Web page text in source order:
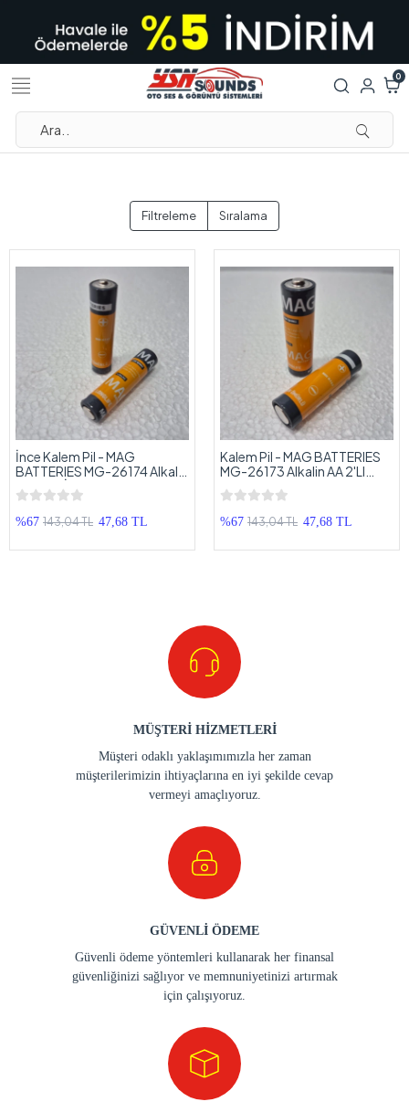
0
Filtreleme Sıralama
İnce Kalem Pil - MAG
BATTERIES MG-26174 Alkalin
AAA 2'LI İnce Kalem Pil
%67 143,04 TL 47,68 TL
Kalem Pil - MAG BATTERIES
MG-26173 Alkalin AA 2'LI
Kalem Pil
%67 143,04 TL 47,68 TL
MÜŞTERİ HİZMETLERİ
Müşteri odaklı yaklaşımımızla her zaman
müşterilerimizin ihtiyaçlarına en iyi şekilde cevap
vermeyi amaçlıyoruz.
GÜVENLİ ÖDEME
Güvenli ödeme yöntemleri kullanarak her finansal
güvenliğinizi sağlıyor ve memnuniyetinizi artırmak
için çalışıyoruz.